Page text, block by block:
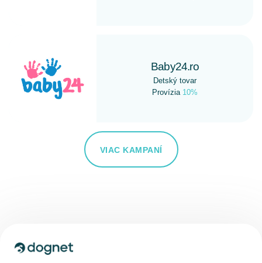
Baby24.ro
Detský tovar
Provízia 10%
VIAC KAMPANÍ